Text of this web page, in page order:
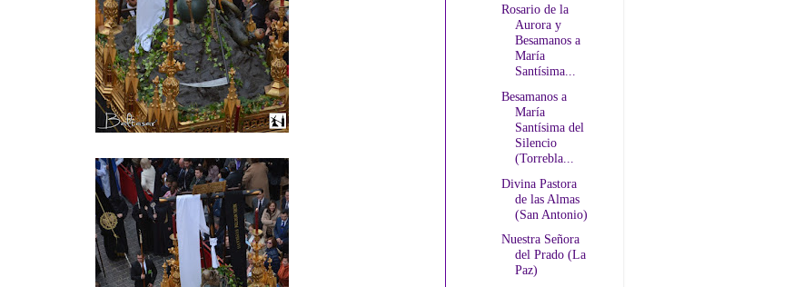
Rosario de la
Aurora y
Besamanos a
María
Santísima...
Besamanos a
María
Santísima del
Silencio
(Torrebla...
Divina Pastora
de las Almas
(San Antonio)
Nuestra Señora
del Prado (La
Paz)